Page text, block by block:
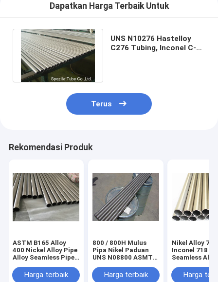
Dapatkan Harga Terbaik Untuk
UNS N10276 Hastelloy
C276 Tubing, Inconel C-
Terus
Rekomendasi Produk
ASTM B165 Alloy
400 Nickel Alloy Pipe
Alloy Seamless Pipe
PanasHarga terbaik
800 / 800H Mulus
Pipa Nikel Paduan
UNS N08800 ASMT
Harga terbaik
Nikel Alloy
Inconel 718
Seamless
BulatHarga